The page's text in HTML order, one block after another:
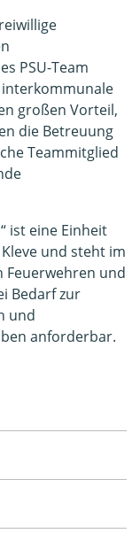
PSU-Team
großen Vorteil,
die Betreuung
Teammitglied
ist eine Einheit
und steht im
Feuerwehren und
Bedarf zur
und
anforderbar.